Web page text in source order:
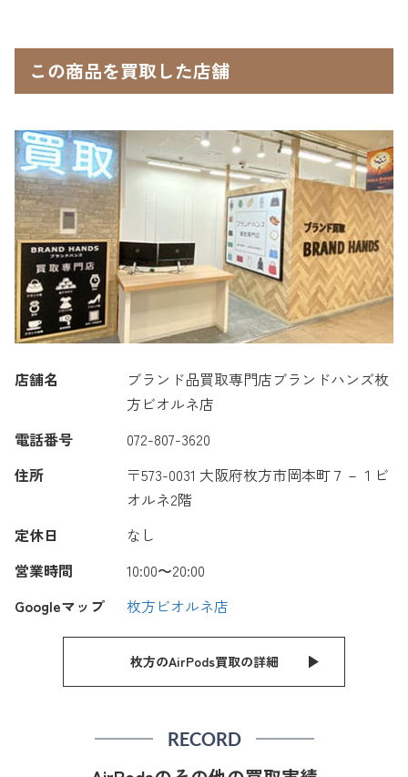
この商品を買取した店舗
店舗名
ブランド品買取専門店ブランドハンズ枚
方ビオルネ店
電話番号
072-807-3620
住所
〒573-0031 大阪府枚方市岡本町７－１ビ
オルネ2階
定休日
なし
営業時間
10:00〜20:00
Googleマップ
枚方ビオルネ店
枚方のAirPods買取の詳細
RECORD